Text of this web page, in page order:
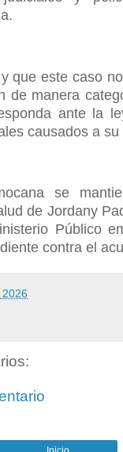
que este caso
de manera
ante la
causados a su
se
de Jordany
Público
contra el